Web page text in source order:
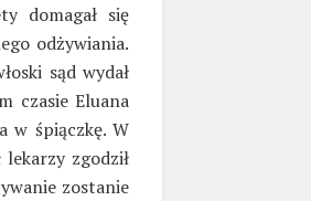
domagał się
odżywiania.
sąd wydał
czasie Eluana
w śpiączkę. W
zgodził
zostanie